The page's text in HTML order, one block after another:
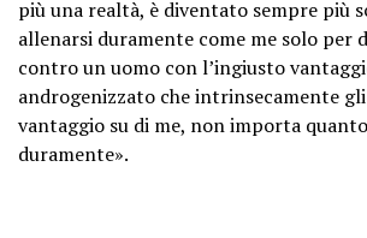
più una realtà, è diventato sempre più
allenarsi duramente come me solo per
contro un uomo con l’ingiusto
androgenizzato che intrinsecamente
vantaggio su di me, non importa
duramente».